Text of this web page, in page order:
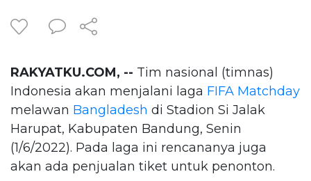
RAKYATKU.COM, -- Tim nasional (timnas)
Indonesia akan menjalani laga FIFA Matchday
melawan Bangladesh di Stadion Si Jalak
Harupat, Kabupaten Bandung, Senin
(1/6/2022). Pada laga ini rencananya juga
akan ada penjualan tiket untuk penonton.